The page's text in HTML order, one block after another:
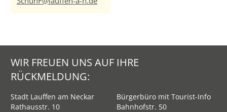
WIR FREUEN UNS AUF IHRE
RÜCKMELDUNG:
Stadt Lauffen am Neckar
Rathausstr. 10
Bürgerbüro mit Tourist-Info
Bahnhofstr. 50